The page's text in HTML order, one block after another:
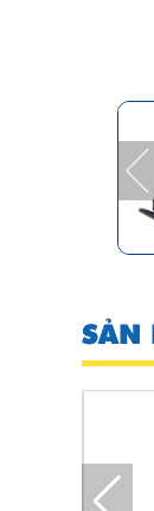
SẢN